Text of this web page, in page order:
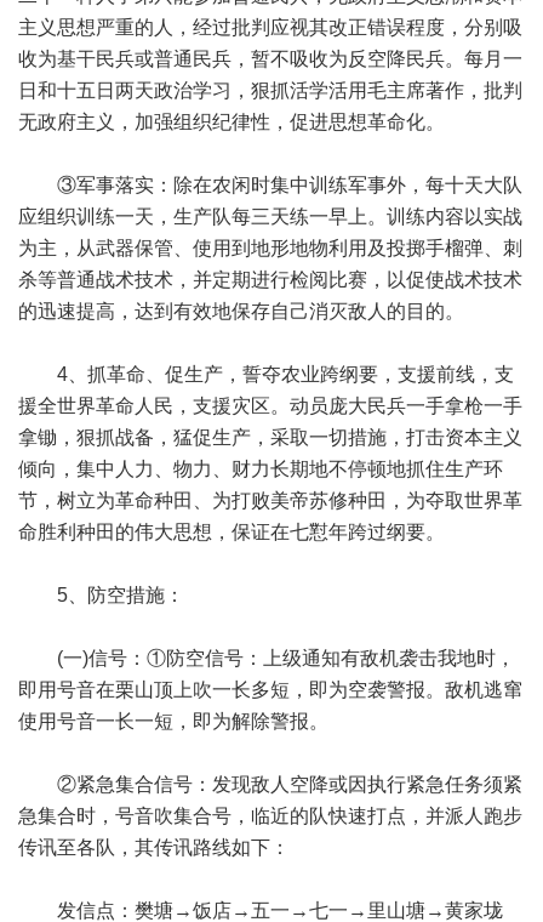
主义思想严重的人，经过批判应视其改正错误程度，分别吸
收为基干民兵或普通民兵，暂不吸收为反空降民兵。每月一
日和十五日两天政治学习，狠抓活学活用毛主席著作，批判
无政府主义，加强组织纪律性，促进思想革命化。
③军事落实：除在农闲时集中训练军事外，每十天大队
应组织训练一天，生产队每三天练一早上。训练内容以实战
为主，从武器保管、使用到地形地物利用及投掷手榴弹、刺
杀等普通战术技术，并定期进行检阅比赛，以促使战术技术
的迅速提高，达到有效地保存自己消灭敌人的目的。
4、抓革命、促生产，誓夺农业跨纲要，支援前线，支
援全世界革命人民，支援灾区。动员庞大民兵一手拿枪一手
拿锄，狠抓战备，猛促生产，采取一切措施，打击资本主义
倾向，集中人力、物力、财力长期地不停顿地抓住生产环
节，树立为革命种田、为打败美帝苏修种田，为夺取世界革
命胜利种田的伟大思想，保证在七懟年跨过纲要。
5、防空措施：
(一)信号：①防空信号：上级通知有敌机袭击我地时，
即用号音在栗山顶上吹一长多短，即为空袭警报。敌机逃窜
使用号音一长一短，即为解除警报。
②紧急集合信号：发现敌人空降或因执行紧急任务须紧
急集合时，号音吹集合号，临近的队快速打点，并派人跑步
传讯至各队，其传讯路线如下：
发信点：樊塘→饭店→五一→七一→里山塘→黄家垅